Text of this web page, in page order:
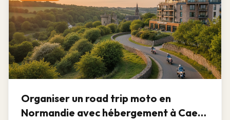
Organiser un road trip moto en
Normandie avec hébergement à Caen